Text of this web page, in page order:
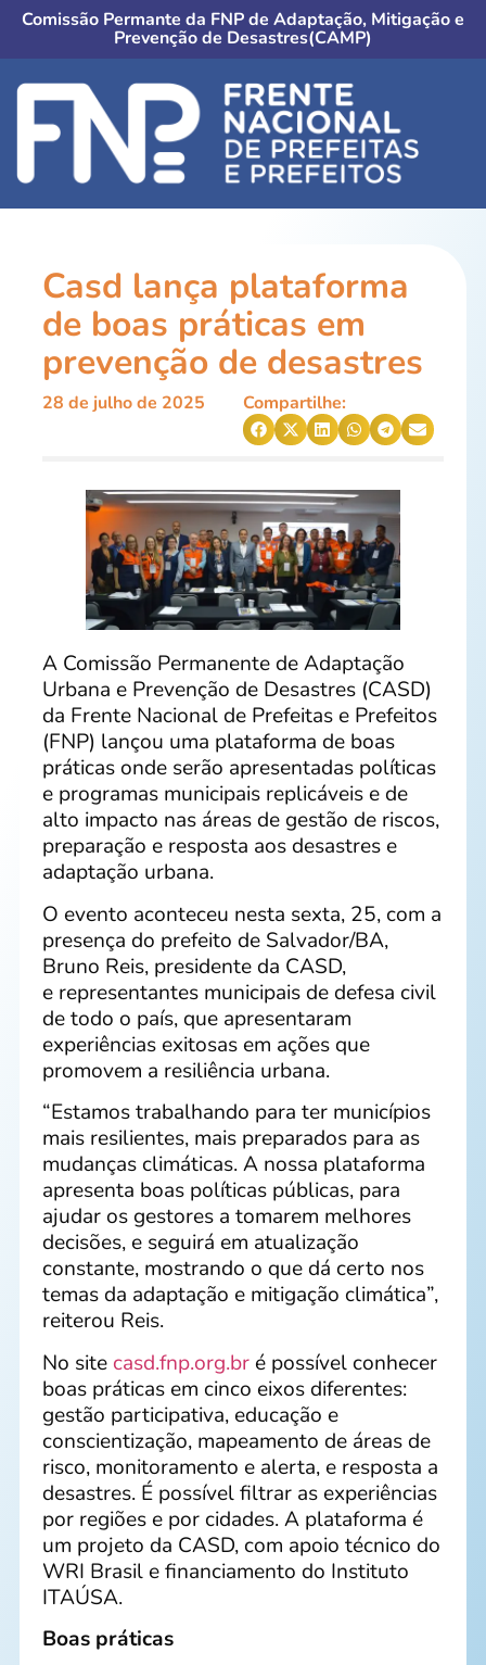
Comissão Permante da FNP de Adaptação, Mitigação e
Prevenção de Desastres(CAMP)
Casd lança plataforma
de boas práticas em
prevenção de desastres
28 de julho de 2025 Compartilhe:
A Comissão Permanente de Adaptação
Urbana e Prevenção de Desastres (CASD)
da Frente Nacional de Prefeitas e Prefeitos
(FNP) lançou uma plataforma de boas
práticas onde serão apresentadas políticas
e programas municipais replicáveis e de
alto impacto nas áreas de gestão de riscos,
preparação e resposta aos desastres e
adaptação urbana.
O evento aconteceu nesta sexta, 25, com a
presença do prefeito de Salvador/BA,
Bruno Reis, presidente da CASD,
e representantes municipais de defesa civil
de todo o país, que apresentaram
experiências exitosas em ações que
promovem a resiliência urbana.
“Estamos trabalhando para ter municípios
mais resilientes, mais preparados para as
mudanças climáticas. A nossa plataforma
apresenta boas políticas públicas, para
ajudar os gestores a tomarem melhores
decisões, e seguirá em atualização
constante, mostrando o que dá certo nos
temas da adaptação e mitigação climática”,
reiterou Reis.
No site casd.fnp.org.br é possível conhecer
boas práticas em cinco eixos diferentes:
gestão participativa, educação e
conscientização, mapeamento de áreas de
risco, monitoramento e alerta, e resposta a
desastres. É possível filtrar as experiências
por regiões e por cidades. A plataforma é
um projeto da CASD, com apoio técnico do
WRI Brasil e financiamento do Instituto
ITAÚSA.
Boas práticas